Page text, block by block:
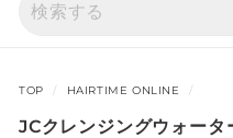
TOP / HAIRTIME ONLINE /
JCクレンジングウォー